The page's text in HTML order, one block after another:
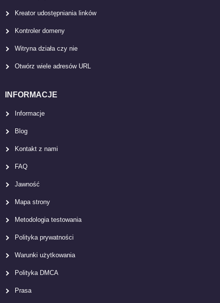
Kreator udostępniania linków
Kontroler domeny
Witryna działa czy nie
Otwórz wiele adresów URL
INFORMACJE
Informacje
Blog
Kontakt z nami
FAQ
Jawność
Mapa strony
Metodologia testowania
Polityka prywatności
Warunki użytkowania
Polityka DMCA
Prasa